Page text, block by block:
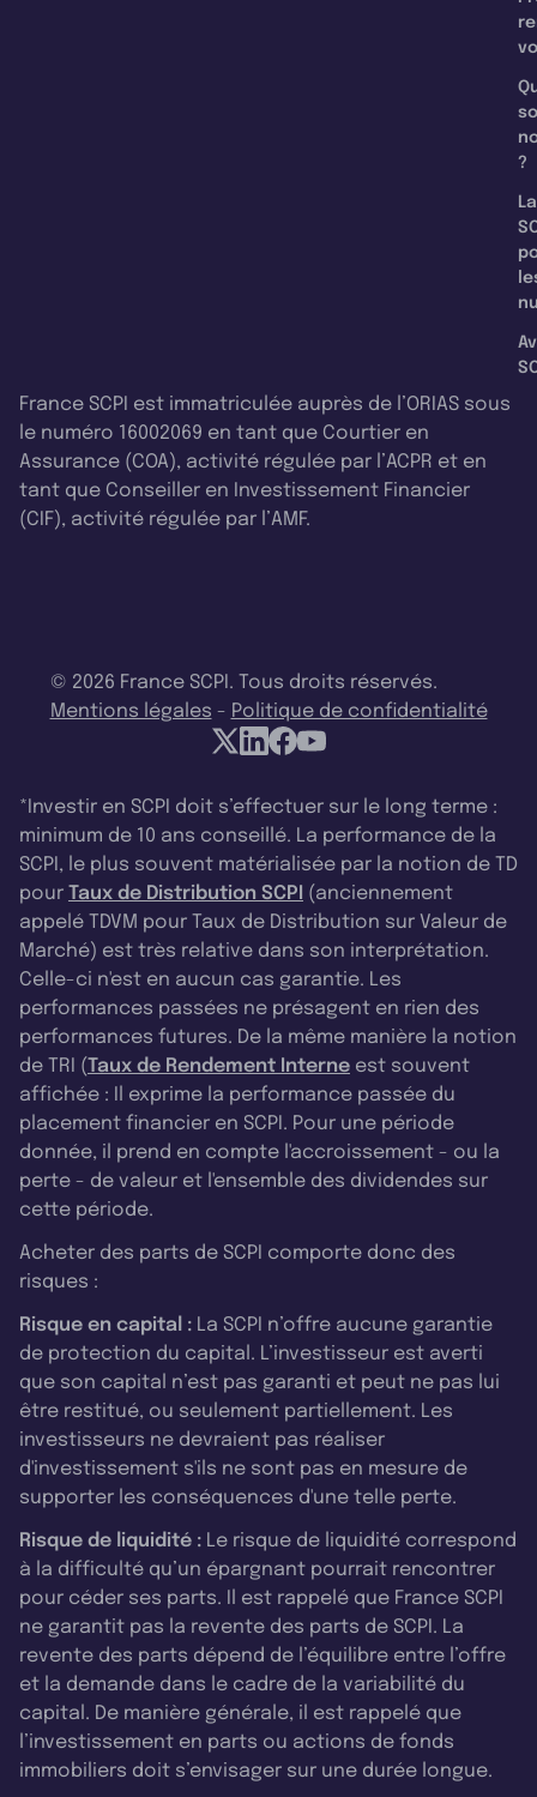
?
La
France SCPI est immatriculée auprès de l’ORIAS sous
le numéro 16002069 en tant que Courtier en
Assurance (COA), activité régulée par l’ACPR et en
tant que Conseiller en Investissement Financier
(CIF), activité régulée par l’AMF.
© 2026 France SCPI. Tous droits réservés.
Mentions légales - Politique de confidentialité
*Investir en SCPI doit s’effectuer sur le long terme :
minimum de 10 ans conseillé. La performance de la
SCPI, le plus souvent matérialisée par la notion de TD
pour Taux de Distribution SCPI (anciennement
appelé TDVM pour Taux de Distribution sur Valeur de
Marché) est très relative dans son interprétation.
Celle-ci n'est en aucun cas garantie. Les
performances passées ne présagent en rien des
performances futures. De la même manière la notion
de TRI (Taux de Rendement Interne est souvent
affichée : Il exprime la performance passée du
placement financier en SCPI. Pour une période
donnée, il prend en compte l'accroissement - ou la
perte - de valeur et l'ensemble des dividendes sur
cette période.
Acheter des parts de SCPI comporte donc des
risques :
Risque en capital : La SCPI n’offre aucune garantie
de protection du capital. L’investisseur est averti
que son capital n’est pas garanti et peut ne pas lui
être restitué, ou seulement partiellement. Les
investisseurs ne devraient pas réaliser
d'investissement s'ils ne sont pas en mesure de
supporter les conséquences d'une telle perte.
Risque de liquidité : Le risque de liquidité correspond
à la difficulté qu’un épargnant pourrait rencontrer
pour céder ses parts. Il est rappelé que France SCPI
ne garantit pas la revente des parts de SCPI. La
revente des parts dépend de l’équilibre entre l’offre
et la demande dans le cadre de la variabilité du
capital. De manière générale, il est rappelé que
l’investissement en parts ou actions de fonds
immobiliers doit s’envisager sur une durée longue.